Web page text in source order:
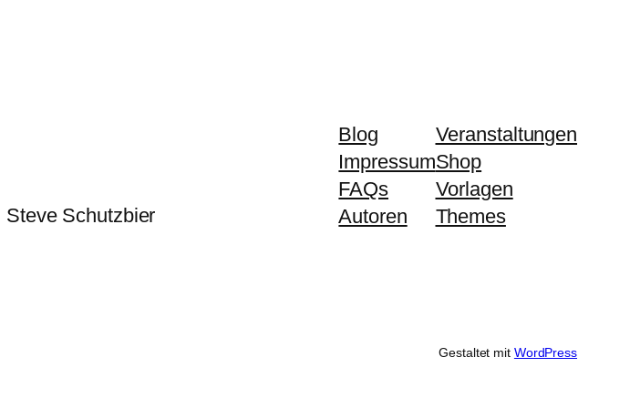
Schutzbier
Blog
Impressum
FAQs
Autoren
Veranstaltungen
Shop
Vorlagen
Themes
Gestaltet mit WordPress